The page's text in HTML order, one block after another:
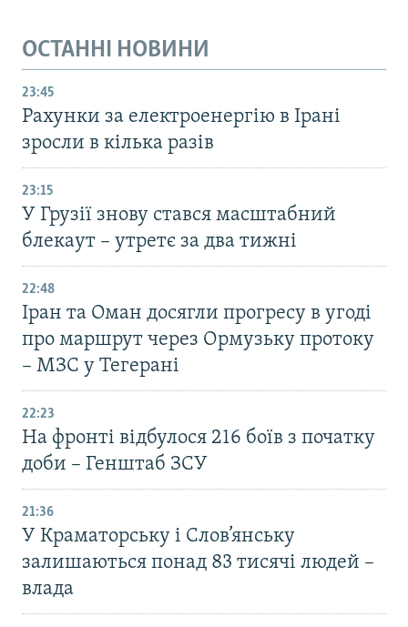
ОСТАННІ НОВИНИ
23:45
Рахунки за електроенергію в Ірані
зросли в кілька разів
23:15
У Грузії знову стався масштабний
блекаут – утретє за два тижні
22:48
Іран та Оман досягли прогресу в угоді
про маршрут через Ормузьку протоку
– МЗС у Тегерані
22:23
На фронті відбулося 216 боїв з початку
доби – Генштаб ЗСУ
21:36
У Краматорську і Слов’янську
залишаються понад 83 тисячі людей –
влада